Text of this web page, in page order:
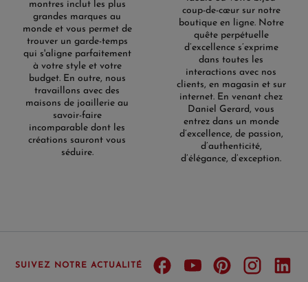
montres inclut les plus
grandes marques au
monde et vous permet de
trouver un garde-temps
qui s'aligne parfaitement
à votre style et votre
budget. En outre, nous
travaillons avec des
maisons de joaillerie au
savoir-faire
incomparable dont les
créations sauront vous
séduire.
coup-de-cœur sur notre
boutique en ligne. Notre
quête perpétuelle
d’excellence s’exprime
dans toutes les
interactions avec nos
clients, en magasin et sur
internet. En venant chez
Daniel Gerard, vous
entrez dans un monde
d’excellence, de passion,
d’authenticité,
d’élégance, d’exception.
SUIVEZ NOTRE ACTUALITÉ